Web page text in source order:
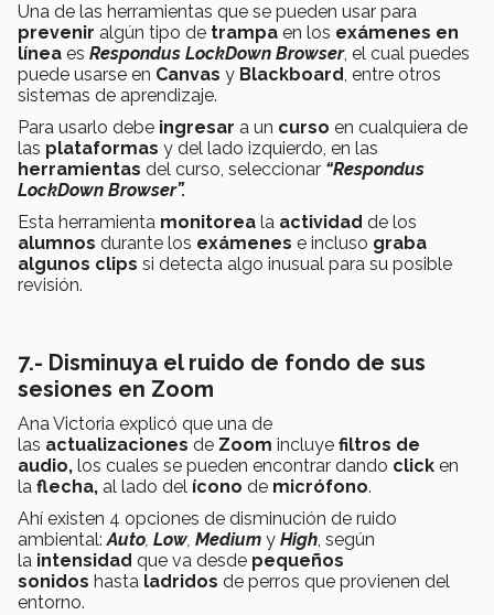
Una de las herramientas que se pueden usar para
prevenir algún tipo de trampa en los exámenes en
línea es Respondus LockDown Browser, el cual puedes
puede usarse en Canvas y Blackboard, entre otros
sistemas de aprendizaje.
Para usarlo debe ingresar a un curso en cualquiera de
las plataformas y del lado izquierdo, en las
herramientas del curso, seleccionar “Respondus
LockDown Browser”.
Esta herramienta monitorea la actividad de los
alumnos durante los exámenes e incluso graba
algunos clips si detecta algo inusual para su posible
revisión.
7.- Disminuya el ruido de fondo de sus
sesiones en Zoom
Ana Victoria explicó que una de
las actualizaciones de Zoom incluye filtros de
audio, los cuales se pueden encontrar dando click en
la flecha, al lado del ícono de micrófono.
Ahí existen 4 opciones de disminución de ruido
ambiental:Auto, Low, Medium y High, según
la intensidad que va desde pequeños
sonidos hasta ladridos de perros que provienen del
entorno.